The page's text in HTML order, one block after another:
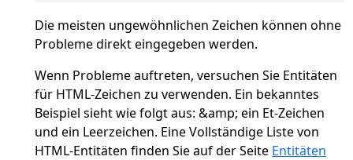
Die meisten ungewöhnlichen Zeichen können ohne
Probleme direkt eingegeben werden.
Wenn Probleme auftreten, versuchen Sie Entitäten
für HTML-Zeichen zu verwenden. Ein bekanntes
Beispiel sieht wie folgt aus: &amp; ein Et-Zeichen
und ein Leerzeichen. Eine Vollständige Liste von
HTML-Entitäten finden Sie auf der Seite Entitäten